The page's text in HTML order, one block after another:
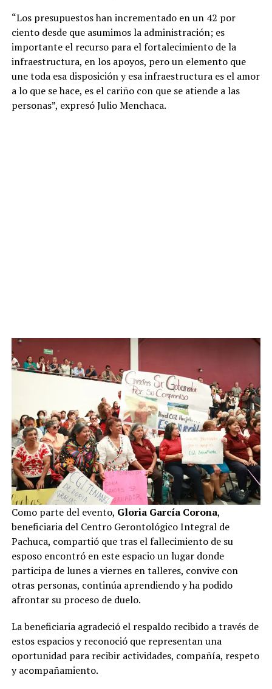
“Los presupuestos han incrementado en un 42 por
ciento desde que asumimos la administración; es
importante el recurso para el fortalecimiento de la
infraestructura, en los apoyos, pero un elemento que
une toda esa disposición y esa infraestructura es el amor
a lo que se hace, es el cariño con que se atiende a las
personas”, expresó Julio Menchaca.
Como parte del evento, Gloria García Corona,
beneficiaria del Centro Gerontológico Integral de
Pachuca, compartió que tras el fallecimiento de su
esposo encontró en este espacio un lugar donde
participa de lunes a viernes en talleres, convive con
otras personas, continúa aprendiendo y ha podido
afrontar su proceso de duelo.
La beneficiaria agradeció el respaldo recibido a través de
estos espacios y reconoció que representan una
oportunidad para recibir actividades, compañía, respeto
y acompañamiento.